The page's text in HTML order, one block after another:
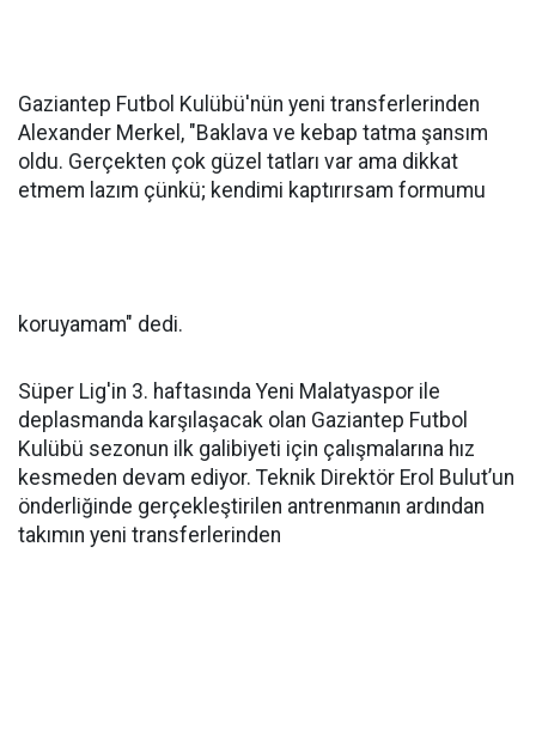
Gaziantep Futbol Kulübü'nün yeni transferlerinden
Alexander Merkel, "Baklava ve kebap tatma şansım
oldu. Gerçekten çok güzel tatları var ama dikkat
etmem lazım çünkü; kendimi kaptırırsam formumu
koruyamam" dedi.
Süper Lig'in 3. haftasında Yeni Malatyaspor ile
deplasmanda karşılaşacak olan Gaziantep Futbol
Kulübü sezonun ilk galibiyeti için çalışmalarına hız
kesmeden devam ediyor. Teknik Direktör Erol Bulut’un
önderliğinde gerçekleştirilen antrenmanın ardından
takımın yeni transferlerinden